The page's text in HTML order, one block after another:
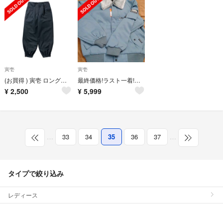
寅壱
(お買得 ) 寅壱 ロングニッカ
¥ 2,500
寅壱
最終価格!ラスト一着!Mサイズ!寅壱ドカジャン グレー
¥ 5,999
… 33 34 35 36 37 …
タイプで絞り込み
レディース